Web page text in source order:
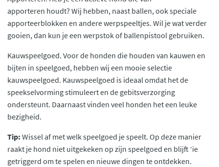
apporteren houdt? Wij hebben, naast ballen, ook speciale
apporteerblokken en andere werpspeeltjes. Wil je wat verder
gooien, dan kun je een werpstok of ballenpistool gebruiken.
Kauwspeelgoed. Voor de honden die houden van kauwen en
bijten in speelgoed, hebben wij een mooie selectie
kauwspeelgoed. Kauwspeelgoed is ideaal omdat het de
speekselvorming stimuleert en de gebitsverzorging
ondersteunt. Daarnaast vinden veel honden het een leuke
bezigheid.
Tip: Wissel af met welk speelgoed je speelt. Op deze manier
raakt je hond niet uitgekeken op zijn speelgoed en blijft ‘ie
getriggerd om te spelen en nieuwe dingen te ontdekken.